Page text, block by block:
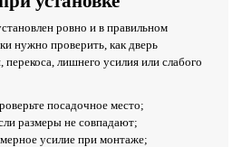
ровно и в правильном
нужно проверить, как дверь
перекоса, лишнего усилия или слабого
посадочное место;
размеры не совпадают;
усилие при монтаже;